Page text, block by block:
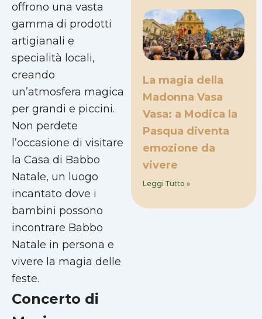
offrono una vasta
gamma di prodotti
artigianali e
specialità locali,
creando
un’atmosfera magica
per grandi e piccini.
Non perdete
l’occasione di visitare
la Casa di Babbo
Natale, un luogo
incantato dove i
bambini possono
incontrare Babbo
Natale in persona e
vivere la magia delle
feste.
Concerto di
La magia della
Madonna Vasa
Vasa: a Modica la
Pasqua diventa
emozione da
vivere
Leggi Tutto »